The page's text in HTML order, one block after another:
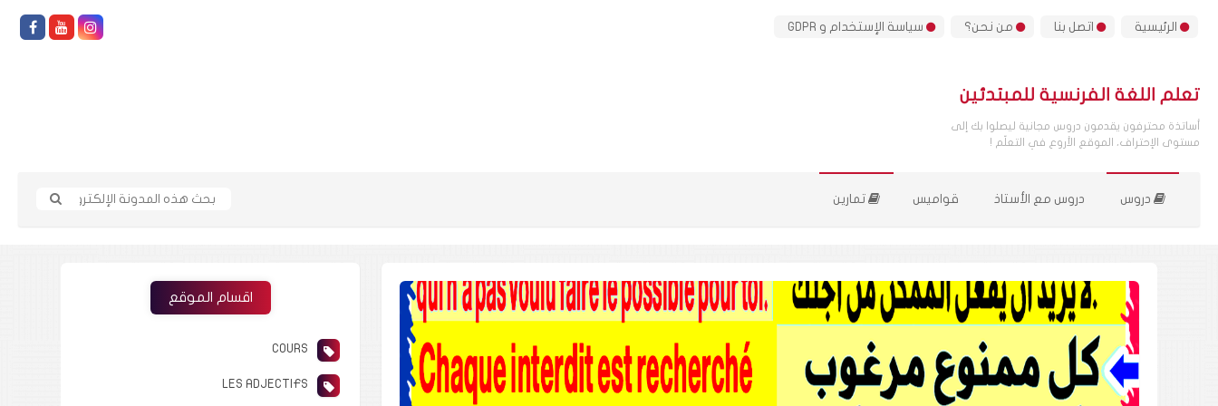
الرئيسية اتصل بنا من نحن؟ سياسة الإستخدام و GDPR
تعلم اللغة الفرنسية للمبتدئين
أساتذة محترفون يقدمون دروس مجانية ليصلوا بك إلى
مستوى الإحتراف، الموقع الأروع في التعلّم !
دروس دروس مع الأستاذ قواميس تمارين
اقسام الموقع
COURS
LES ADJECTIFS